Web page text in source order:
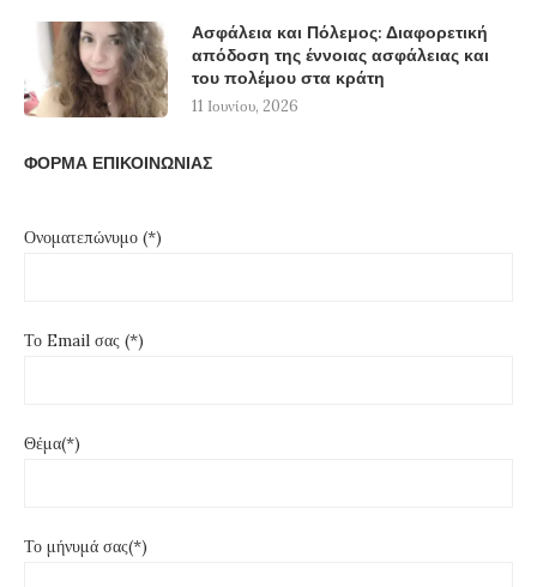
Ασφάλεια και Πόλεμος: Διαφορετική
απόδοση της έννοιας ασφάλειας και
του πολέμου στα κράτη
11 Ιουνίου, 2026
ΦΟΡΜΑ ΕΠΙΚΟΙΝΩΝΙΑΣ
Ονοματεπώνυμο (*)
Το Email σας (*)
Θέμα(*)
Το μήνυμά σας(*)